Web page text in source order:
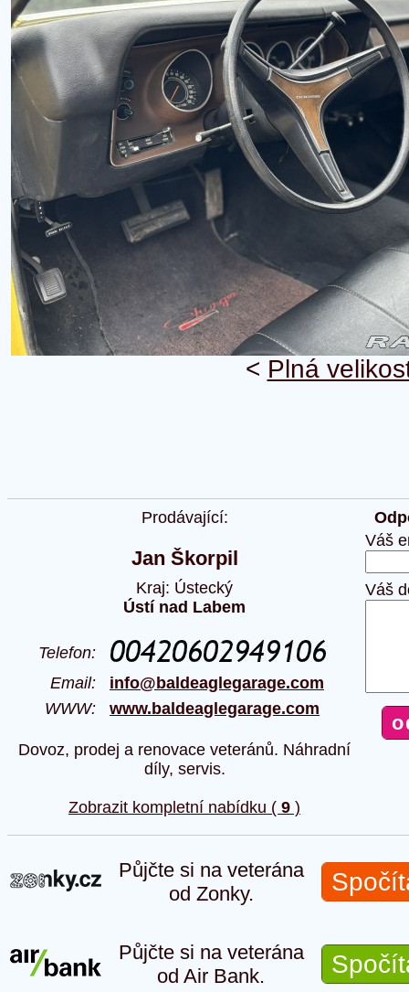
< Plná
Prodávající:
Jan Škorpil
Kraj: Ústecký
Ústí nad Labem
Telefon:
Email: info@baldeaglegarage.com
WWW: www.baldeaglegarage.com
Dovoz, prodej a renovace veteránů. Náhradní
díly, servis.
Zobrazit kompletní nabídku ( 9 )
Váš
Váš
Půjčte si na veterána
od Zonky.
Půjčte si na veterána
od Air Bank.